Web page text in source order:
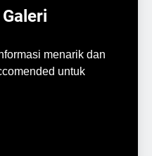
menarik dan
untuk